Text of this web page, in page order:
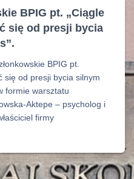
BPIG pt. „Ciągle
się od presji bycia
BPIG pt.
się od presji bycia silnym
formie warsztatu
Aktepe – psycholog i
firmy